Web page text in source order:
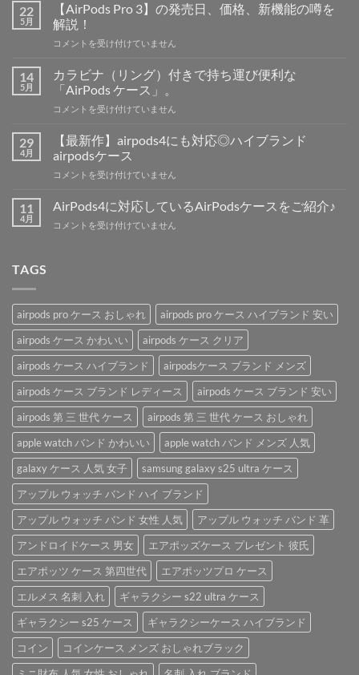
22
5月
【AirPods Pro 3】の発売日、価格、新機能の噂を
解説！
【AirPods
3】
の
売
格、
機
の
コメントを受け付けていません
14
5月
カラビナ（リング）付きで持ち運び便利な
「AirPods ケース」。
カ
（リ
ン
付
で
利
な
「AirPods
ケ
ー
ス」。
は
コメントを受け付けていません
29
4月
【最新作】airpods4にも対応◎ハイブランド
airpodsケース
【最
作】
に
ブ
ラ
ン
ド
airpods
ケ
ー
ス
は
コメントを受け付けていません
11
4月
AirPods4に対応しているAirPodsケースをご紹介♪
AirPods4
い
る
AirPods
ケ
ー
ス
を
ご
紹
介
♪
は
コメントを受け付けていません
TAGS
airpods pro ケース おしゃれ
airpods pro ケース ハイブランド 安い
airpods ケース かわいい
airpods ケース クリア
airpods ケース ハイブランド
airpodsケース ブランド メンズ
airpods ケース ブランド レディース
airpods ケース ブランド 安い
airpods 第 三 世代 ケース
airpods 第 三 世代 ケース おしゃれ
apple watch バンド かわいい
apple watch バンド メンズ 人気
galaxy ケース 人気 女子
samsung galaxy s25 ultra ケース
アップル ウォッチ バンド ハイ ブランド
アップル ウォッチ バンド 女性 人気
アップル ウォッチ バンド 革
アンドロイドケース 男女
エアポッズケース プレゼント 彼氏
エアポッツ ケース 第四世代
エアポッツプロ ケース
エルメス 名刺 入れ
ギャラクシー s22 ultra ケース
ギャラクシー s25 ケース
ギャラクシーケース ハイブランド
コイン
コインケース メンズ おしゃれブラック